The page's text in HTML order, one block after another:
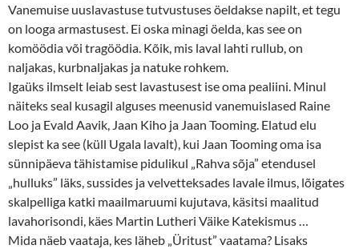
Vanemuise uuslavastuse tutvustuses öeldakse napilt, et tegu
on looga armastusest. Ei oska minagi öelda, kas see on
komöödia või tragöödia. Kõik, mis laval lahti rullub, on
naljakas, kurbnaljakas ja natuke rohkem.
Igaüks ilmselt leiab sest lavastusest ise oma pealiini. Minul
näiteks seal kusagil alguses meenusid vanemuislased Raine
Loo ja Evald Aavik, Jaan Kiho ja Jaan Tooming. Elatud elu
slepist ka see (küll Ugala lavalt), kui Jaan Tooming oma isa
sünnipäeva tähistamise pidulikul „Rahva sõja” etendusel
„hulluks” läks, sussides ja velvetteksades lavale ilmus, lõigates
skalpelliga katki maailmaruumi kujutava, käsitsi maalitud
lavahorisondi, käes Martin Lutheri Väike Katekismus …
Mida näeb vaataja, kes läheb „Üritust” vaatama? Lisaks